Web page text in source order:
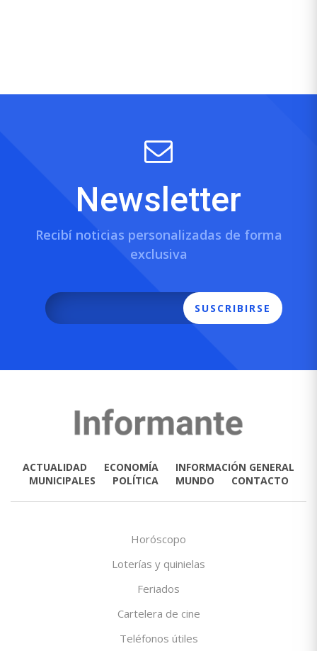
Newsletter
Recibí noticias personalizadas de forma
exclusiva
SUSCRIBIRSE
ACTUALIDAD ECONOMÍA
INFORMACIÓN GENERAL
MUNICIPALES
POLÍTICA MUNDO CONTACTO
Horóscopo
Loterías y quinielas
Feriados
Cartelera de cine
Teléfonos útiles